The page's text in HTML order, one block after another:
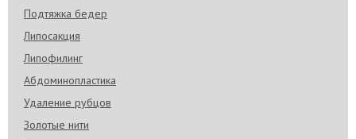
Подтяжка бедер
Липосакция
Липофилинг
Абдоминопластика
Удаление рубцов
Золотые нити